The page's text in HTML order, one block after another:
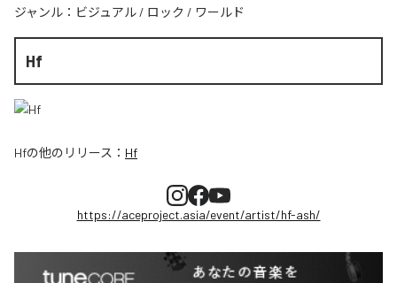
ジャンル： ビジュアル / ロック / ワールド
Hf
Hfの他のリリース： Hf
https://aceproject.asia/event/artist/hf-ash/